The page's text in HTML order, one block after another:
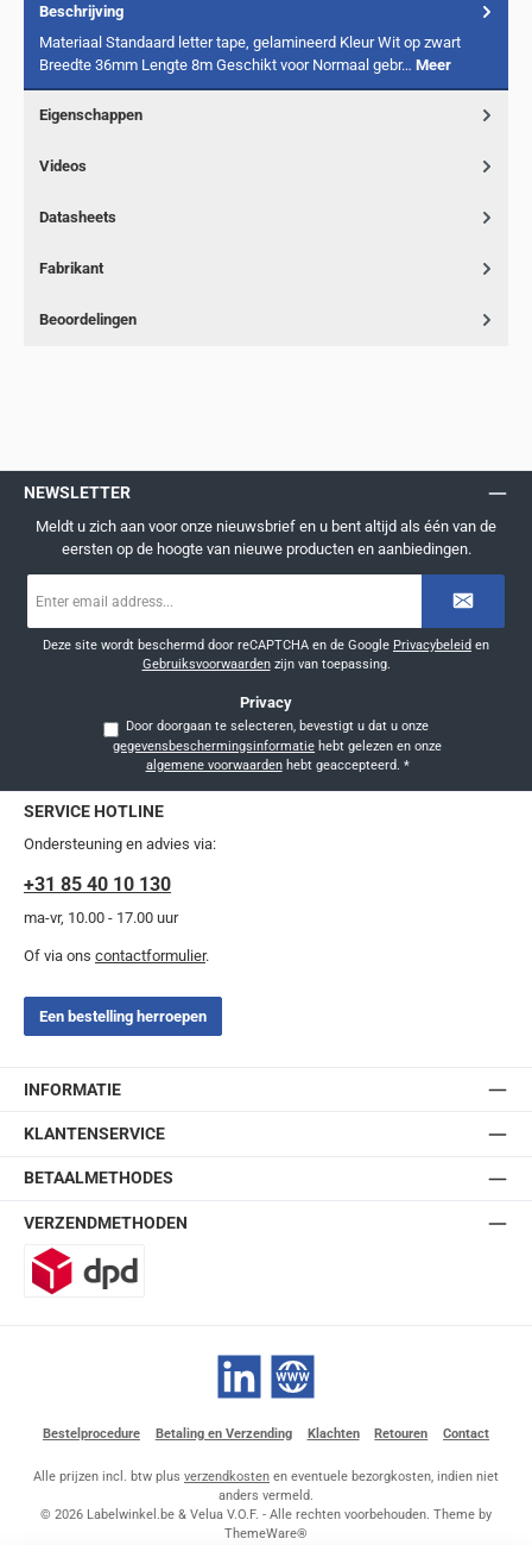
Beschrijving
Materiaal Standaard letter tape, gelamineerd Kleur Wit op zwart
Breedte 36mm Lengte 8m Geschikt voor Normaal gebr… Meer
Eigenschappen
Videos
Datasheets
Fabrikant
Beoordelingen
NEWSLETTER
Meldt u zich aan voor onze nieuwsbrief en u bent altijd als één van de
eersten op de hoogte van nieuwe producten en aanbiedingen.
mailadres
Deze site wordt beschermd door reCAPTCHA en de Google Privacybeleid en
Gebruiksvoorwaardenzijn van toepassing.
Privacy
Door doorgaan te selecteren, bevestigt u dat u onze
gegevensbeschermingsinformatie
algemene voorwaardenhebt geaccepteerd. *
SERVICE HOTLINE
Ondersteuning en advies via:
+31 85 40 10 130
ma-vr, 10.00 - 17.00 uur
Of via ons contactformulier.
Een bestelling herroepen
INFORMATIE
KLANTENSERVICE
BETAALMETHODES
VERZENDMETHODEN
LinkedIn Website
Bestelprocedure Betaling en Verzending Klachten Retouren Contact
Alle prijzen incl. btw plus verzendkosten en eventuele bezorgkosten, indien niet
anders vermeld.
© 2026 Labelwinkel.be & Velua V.O.F. - Alle rechten voorbehouden. Theme by
ThemeWare®